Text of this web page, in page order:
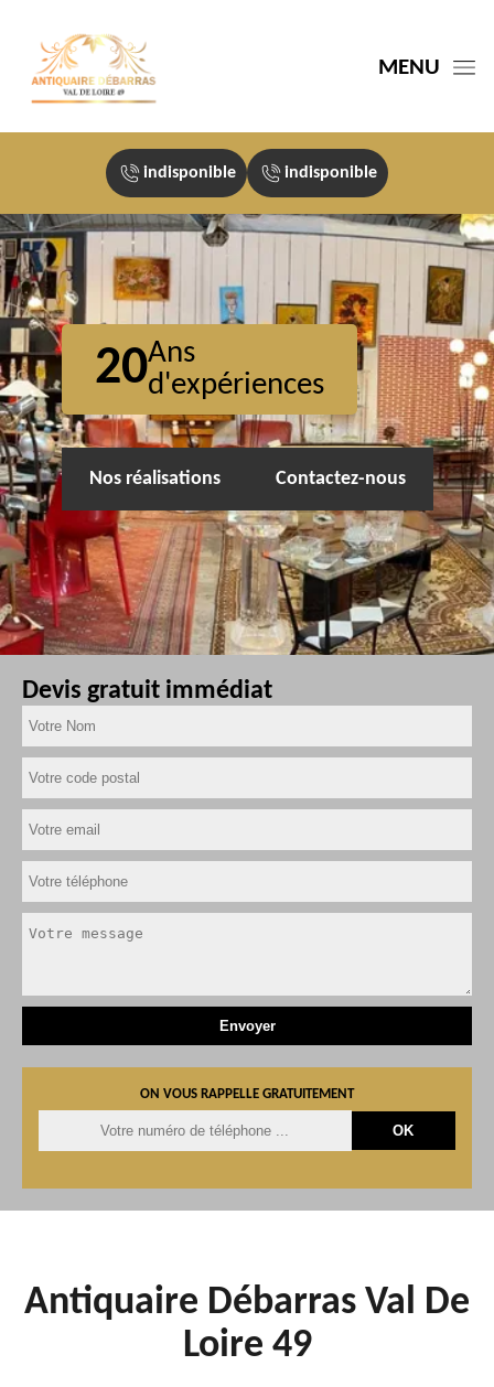
MENU
indisponible indisponible
20Ans
d'expériences
Nos réalisations Contactez-nous
Devis gratuit immédiat
ON VOUS RAPPELLE GRATUITEMENT
Antiquaire Débarras Val De
Loire 49